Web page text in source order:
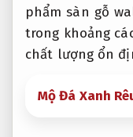
phẩm sàn gỗ
trong khoảng
chất lượng ổn
Mộ Đá Xanh